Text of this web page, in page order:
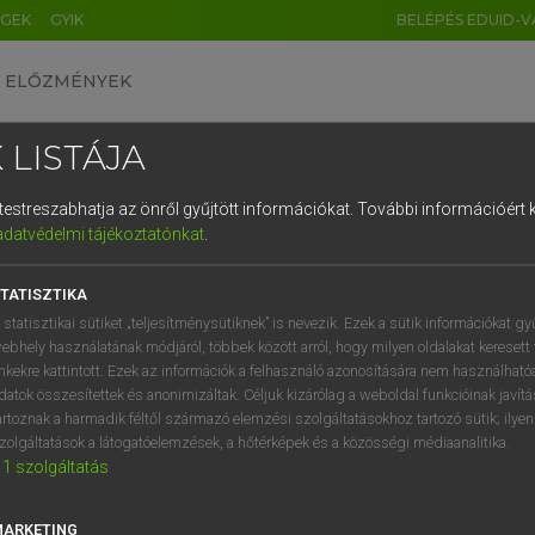
GYIK BELÉPÉS EDUID-
ELŐZMÉNYEK
angol szótár
mn
agresszív
támadó
rámenős
erőszakos
ellenséges
sértő
LISTÁJA
az önről gyűjtött információkat. További információért
tájékoztatónkat.
statisztikai sütiket „teljesítménysütiknek” is nevezik. Ezek a sütik információkat
használatának módjáról, többek között arról, hogy milyen oldalakat keresett
kattintott. Ezek az információk a felhasználó azonosítására nem
összesítettek és anonimizáltak. Céljuk kizárólag a weboldal funkcióinak
a harmadik féltől származó elemzési szolgáltatásokhoz tartozó sütik;
a látogatóelemzések, a hőtérképek és a közösségi médiaanalitika.
1 szolgáltatás
DE CN FR ES IT NL
1 2 3 4 5 6 7 8 9
q w e r t z u i
a s d f g h j k l é
í y x c v b n m , .